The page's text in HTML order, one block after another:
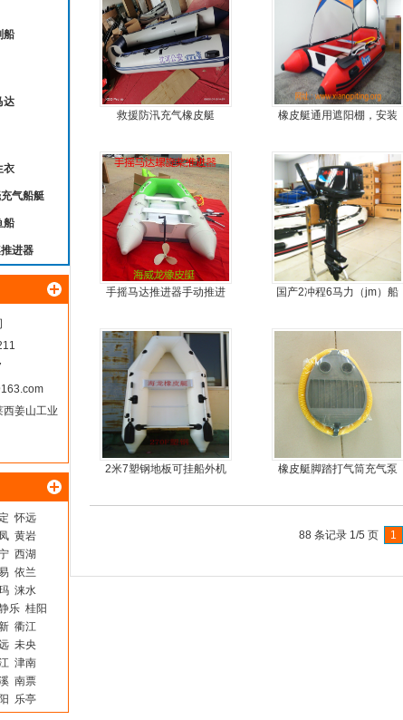
船
达
衣
气船艇
船
进器
西姜山工业
怀远
黄岩
西湖
依兰
涞水
乐 桂阳
衢江
未央
津南
南票
乐亭
救援防汛充气橡皮艇
橡皮艇通用遮阳棚，安装
优
手摇马达推进器手动推进
国产2冲程6马力（jm）船
2米7塑钢地板可挂船外机
橡皮艇脚踏打气筒充气泵
88 条记录 1/5 页 1